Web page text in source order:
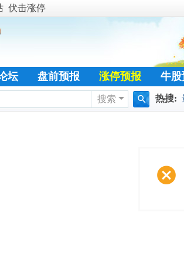
伏击涨停
坛 盘前预报 涨停预报 牛股
人传奇 特训专栏 日志 热
搜索 热搜: